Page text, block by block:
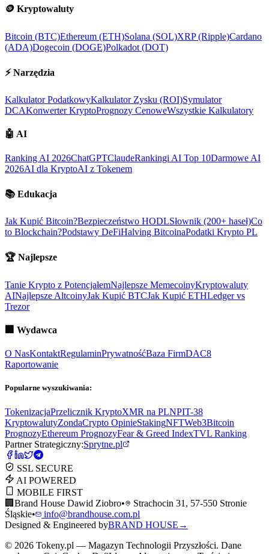
🪙 Kryptowaluty
Bitcoin (BTC)Ethereum (ETH)Solana (SOL)XRP (Ripple)Cardano
(ADA)Dogecoin (DOGE)Polkadot (DOT)
⚡ Narzędzia
Kalkulator PodatkowyKalkulator Zysku (ROI)Symulator
DCAKonwerter KryptoPrognozy CenoweWszystkie Kalkulatory
🤖 AI
Ranking AI 2026ChatGPTClaudeRankingi AI Top 10Darmowe AI
2026AI dla KryptoAI z Tokenem
📚 Edukacja
Jak Kupić Bitcoin?Bezpieczeństwo HODLSłownik (200+ haseł)Co
to Blockchain?Podstawy DeFiHalving BitcoinaPodatki Krypto PL
🏆 Najlepsze
Tanie Krypto z PotencjałemNajlepsze MemecoinyKryptowaluty
AINajlepsze AltcoinyJak Kupić BTCJak Kupić ETHLedger vs
Trezor
🏢 Wydawca
O NasKontaktRegulaminPrywatnośćBaza FirmDAC8
Raportowanie
Popularne wyszukiwania:
TokenizacjaPrzelicznik KryptoXMR na PLNPIT-38
KryptowalutyZondaCrypto OpinieStakingNFTWeb3Bitcoin
PrognozyEthereum PrognozyFear & Greed IndexTVL Ranking
Partner Strategiczny:Sprytne.pl
SSL SECURE
AI POWERED
MOBILE FIRST
🏢 Brand House Dawid Ziobro•
Strachocin 31, 57-550 Stronie
Śląskie•
info@brandhouse.com.pl
Designed & Engineered byBRAND HOUSE →
© 2026 Tokeny.pl — Magazyn Technologii Przyszłości. Dane